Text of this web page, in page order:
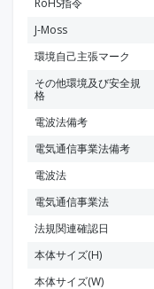
J-Moss
環境自己主張マーク
その他環境及び安全規
格
電波法備考
電気通信事業法備考
電波法
電気通信事業法
法規関連確認日
本体サイズ(H)
本体サイズ(W)